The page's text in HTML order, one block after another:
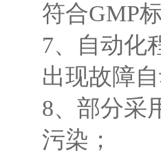
符合GMP
7、自动化
出现故障
8、部分采
污染；